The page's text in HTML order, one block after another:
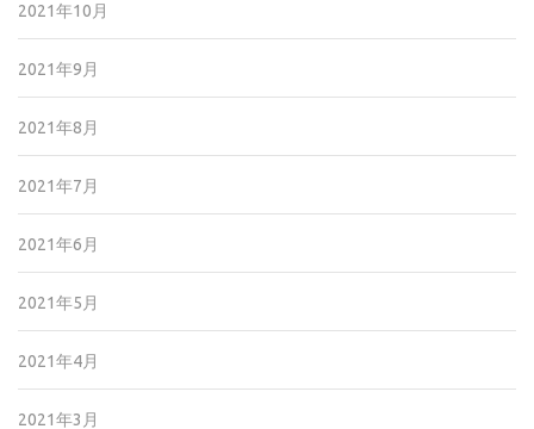
2021年10月
2021年9月
2021年8月
2021年7月
2021年6月
2021年5月
2021年4月
2021年3月